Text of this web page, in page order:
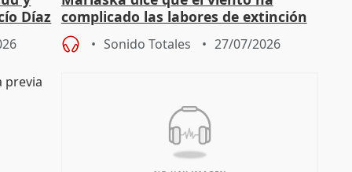
Díaz complicado las labores de extinción
durante la madrugada
Sonido Totales 27/07/2026